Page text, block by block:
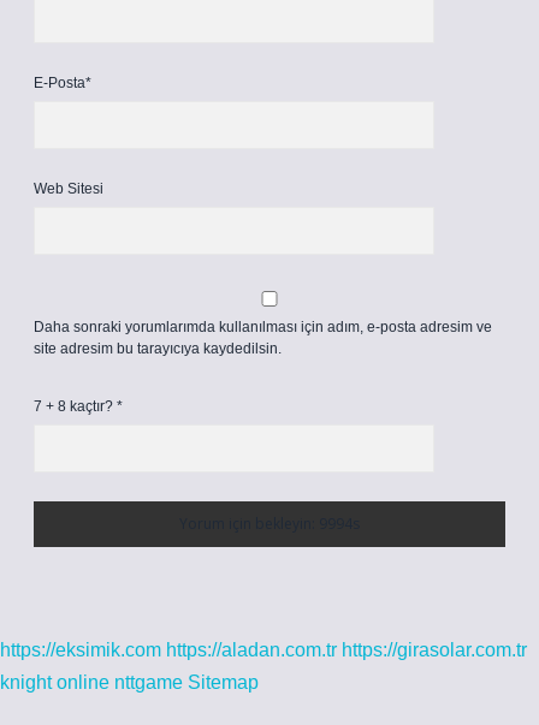
E-Posta*
Web Sitesi
Daha sonraki yorumlarımda kullanılması için adım, e-posta adresim ve
site adresim bu tarayıcıya kaydedilsin.
7 + 8 kaçtır? *
https://eksimik.com https://aladan.com.tr https://girasolar.com.tr
knight online nttgame Sitemap